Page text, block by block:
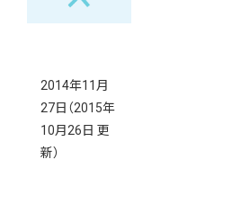
2014年11月
27日 （2015年
10月26日 更
新）